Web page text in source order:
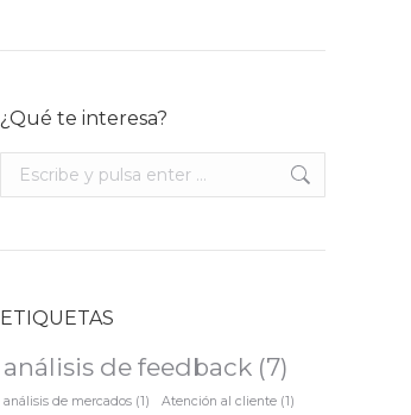
¿Qué te interesa?
Buscar:
ETIQUETAS
análisis de feedback (7)
análisis de mercados (1) Atención al cliente (1)